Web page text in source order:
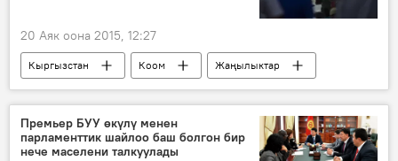
20 Аяк оона 2015, 12:27
Кыргызстан Коом
Жаңылыктар
Кара-Балта
Чубак ажы Жалилов
Максатбек Токтомушев
диний агартуу борбору
Муфтий
Премьер БУУ өкүлү менен
парламенттик шайлоо баш болгон бир
нече маселени талкуулады